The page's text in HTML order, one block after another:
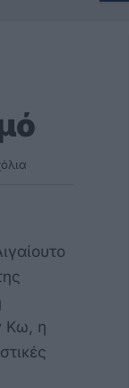
Κω, η